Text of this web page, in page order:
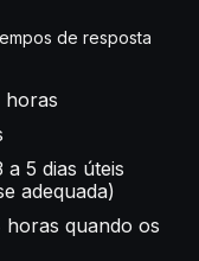
de resposta
5 dias úteis
adequada)
quando os